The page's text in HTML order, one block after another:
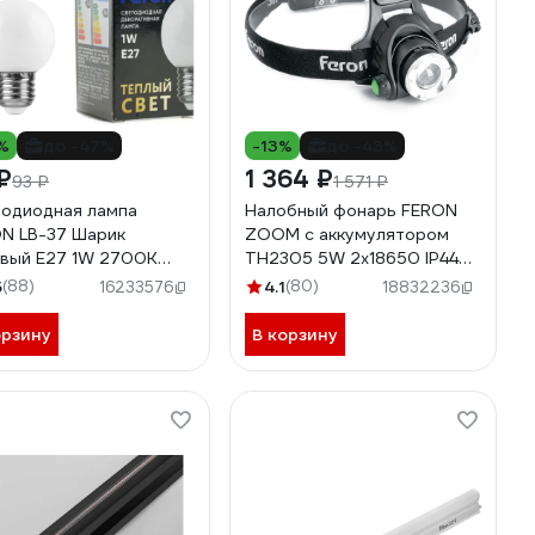
93 ₽
лампа
LB-37 Шарик
E27 1W 2700K
(88) 16233576
-13%
1 364 ₽1 571 ₽
Налобный фонарь FERON
ZOOM с аккумулятором
TH2305 5W 2x18650 IP44
пластик-алюминий 41709
4.1(80) 18832236
В корзину